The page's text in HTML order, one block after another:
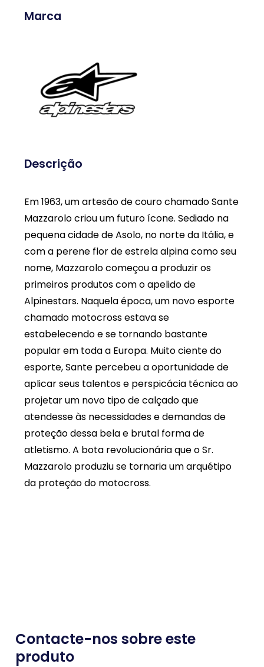
Marca
Descrição
Em 1963, um artesão de couro chamado Sante
Mazzarolo criou um futuro ícone. Sediado na
pequena cidade de Asolo, no norte da Itália, e
com a perene flor de estrela alpina como seu
nome, Mazzarolo começou a produzir os
primeiros produtos com o apelido de
Alpinestars. Naquela época, um novo esporte
chamado motocross estava se
estabelecendo e se tornando bastante
popular em toda a Europa. Muito ciente do
esporte, Sante percebeu a oportunidade de
aplicar seus talentos e perspicácia técnica ao
projetar um novo tipo de calçado que
atendesse às necessidades e demandas de
proteção dessa bela e brutal forma de
atletismo. A bota revolucionária que o Sr.
Mazzarolo produziu se tornaria um arquétipo
da proteção do motocross.
Contacte-nos sobre este
produto